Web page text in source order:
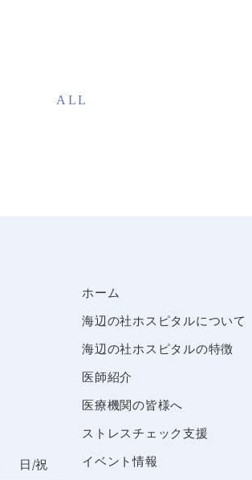
ALL
日/祝
ホーム
海辺の社ホスピタルについて
海辺の社ホスピタルの特徴
医師紹介
医療機関の皆様へ
ストレスチェック支援
イベント情報